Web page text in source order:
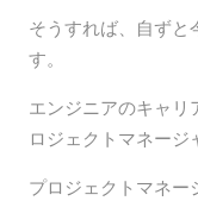
そうすれば、自ずと
す。
エンジニアのキャリ
ロジェクトマネージ
プロジェクトマネー